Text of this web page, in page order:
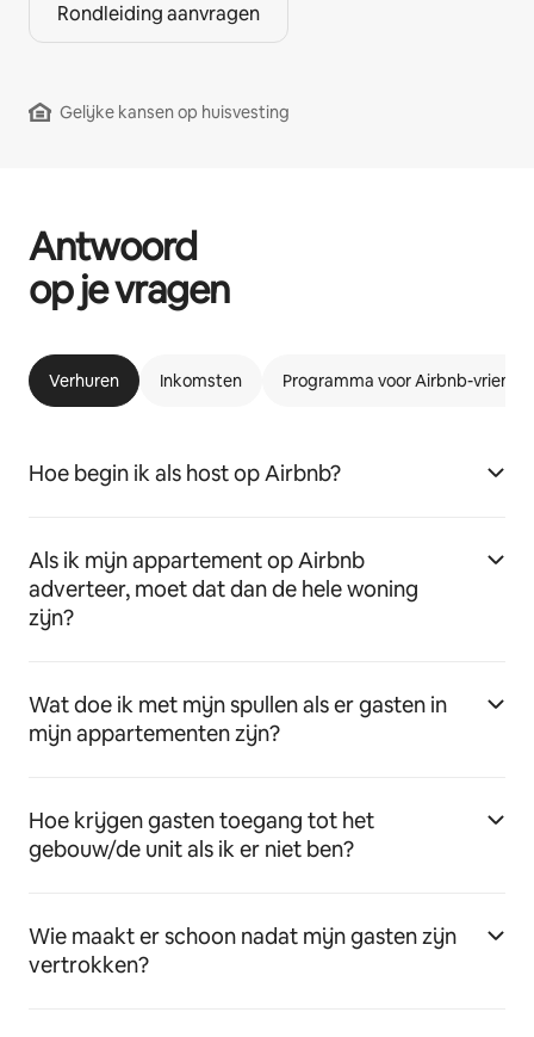
Rondleiding aanvragen
Gelijke kansen op huisvesting
Antwoord
op je vragen
Verhuren Inkomsten Programma voor Airbnb-
Hoe begin ik als host op Airbnb?
Als ik mijn appartement op Airbnb
adverteer, moet dat dan de hele woning
zijn?
Wat doe ik met mijn spullen als er gasten in
mijn appartementen zijn?
Hoe krijgen gasten toegang tot het
gebouw/de unit als ik er niet ben?
Wie maakt er schoon nadat mijn gasten zijn
vertrokken?